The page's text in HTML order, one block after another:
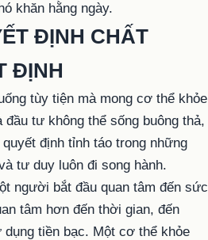
khăn hằng ngày.
ĐỊNH CHẤT
ĐỊNH
tùy tiện mà mong cơ thể khỏe
đầu tư không thể sống buông thả,
định tỉnh táo trong những
tư duy luôn đi song hành.
người bắt đầu quan tâm đến sức
tâm hơn đến thời gian, đến
tiền bạc. Một cơ thể khỏe